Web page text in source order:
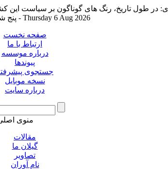
پنج شنبه ۱۵ مرداد ۱۴۰۵ - Thursday 6 Aug 2026
صفحه نخست
ارتباط با ما
درباره موسسه
پیوندها
جستجوی
نسخه موبایل
درباره سایت
منوی
مقالات
گیلان ما
تصاویر
نام آوران